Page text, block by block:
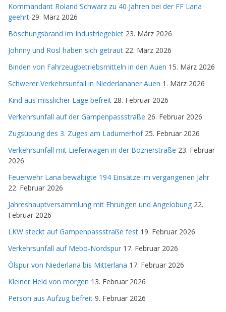
Kommandant Roland Schwarz zu 40 Jahren bei der FF Lana
geehrt 29. März 2026
Böschungsbrand im Industriegebiet 23. März 2026
Johnny und Rosl haben sich getraut 22. März 2026
Binden von Fahrzeugbetriebsmitteln in den Auen 15. März 2026
Schwerer Verkehrsunfall in Niederlananer Auen 1. März 2026
Kind aus misslicher Lage befreit 28. Februar 2026
Verkehrsunfall auf der Gampenpassstraße 26. Februar 2026
Zugsübung des 3. Zuges am Ladurnerhof 25. Februar 2026
Verkehrsunfall mit Lieferwagen in der Boznerstraße 23. Februar
2026
Feuerwehr Lana bewältigte 194 Einsätze im vergangenen Jahr
22. Februar 2026
Jahreshauptversammlung mit Ehrungen und Angelobung 22.
Februar 2026
LKW steckt auf Gampenpassstraße fest 19. Februar 2026
Verkehrsunfall auf Mebo-Nordspur 17. Februar 2026
Ölspur von Niederlana bis Mitterlana 17. Februar 2026
Kleiner Held von morgen 13. Februar 2026
Person aus Aufzug befreit 9. Februar 2026